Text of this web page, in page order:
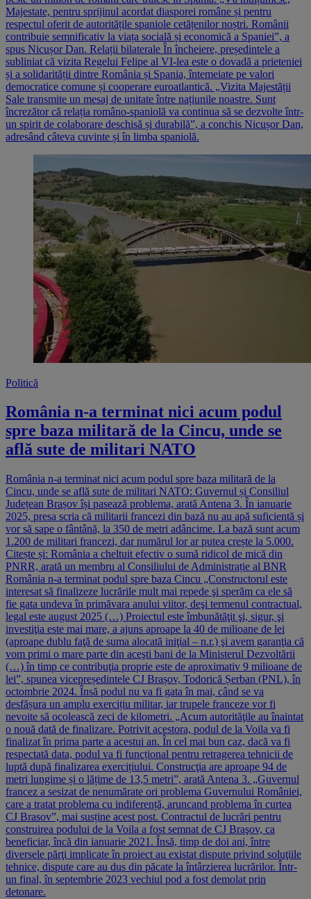
Majestate, pentru sprijinul acordat diasporei române și pentru
respectul oferit de autoritățile spaniole cetățenilor noștri. Românii
contribuie semnificativ la viața socială și economică a Spaniei”, a
spus Nicușor Dan. Relații bilaterale În încheiere, președintele a
subliniat că vizita Regelui Felipe al VI-lea este o dovadă a prieteniei
și a solidarității dintre România și Spania, întemeiate pe valori
democratice comune și cooperare euroatlantică. „Vizita Majestății
Sale transmite un mesaj de unitate între națiunile noastre. Sunt
încrezător că relația româno-spaniolă va continua să se dezvolte într-
un spirit de colaborare deschisă și durabilă”, a conchis Nicușor Dan,
adresând câteva cuvinte și în limba spaniolă.
Politică
România n-a terminat nici acum podul
spre baza militară de la Cincu, unde se
află sute de militari NATO
România n-a terminat nici acum podul spre baza militară de la
Cincu, unde se află sute de militari NATO: Guvernul și Consiliul
Județean Brașov își pasează problema, arată Antena 3. În ianuarie
2025, presa scria că militarii francezi din bază nu au apă suficientă și
vor să sape o fântână, la 350 de metri adâncime. La bază sunt acum
1.200 de militari francezi, dar numărul lor ar putea crește la 5.000.
Citește și: România a cheltuit efectiv o sumă ridicol de mică din
PNRR, arată un membru al Consiliului de Administrație al BNR
România n-a terminat podul spre baza Cincu „Constructorul este
interesat să finalizeze lucrările mult mai repede şi sperăm ca ele să
fie gata undeva în primăvara anului viitor, deşi termenul contractual,
legal este august 2025 (…) Proiectul este îmbunătăţit şi, sigur, şi
investiţia este mai mare, a ajuns aproape la 40 de milioane de lei
(aproape dublu faţă de suma alocată iniţial – n.r.) şi avem garanţia că
vom primi o mare parte din aceşti bani de la Ministerul Dezvoltării
(…) în timp ce contribuţia proprie este de aproximativ 9 milioane de
lei”, spunea vicepreședintele CJ Brașov, Todorică Șerban (PNL), în
octombrie 2024. Însă podul nu va fi gata în mai, când se va
desfășura un amplu exercițiu militar, iar trupele franceze vor fi
nevoite să ocolească zeci de kilometri. „Acum autorităţile au înaintat
o nouă dată de finalizare. Potrivit acestora, podul de la Voila va fi
finalizat în prima parte a acestui an. În cel mai bun caz, dacă va fi
respectată data, podul va fi funcțional pentru retragerea tehnicii de
luptă după finalizarea exercițiului. Construcţia are aproape 94 de
metri lungime și o lățime de 13,5 metri”, arată Antena 3. „Guvernul
francez a sesizat de nenumărate ori problema Guvernului României,
care a tratat problema cu indiferență, aruncand problema în curtea
CJ Brasov”, mai susține acest post. Contractul de lucrări pentru
construirea podului de la Voila a fost semnat de CJ Braşov, ca
beneficiar, încă din ianuarie 2021. Însă, timp de doi ani, între
diversele părţi implicate în proiect au existat dispute privind soluţiile
tehnice, dispute care au dus din păcate la întârzierea lucrărilor. Într-
un final, în septembrie 2023 vechiul pod a fost demolat prin
detonare.